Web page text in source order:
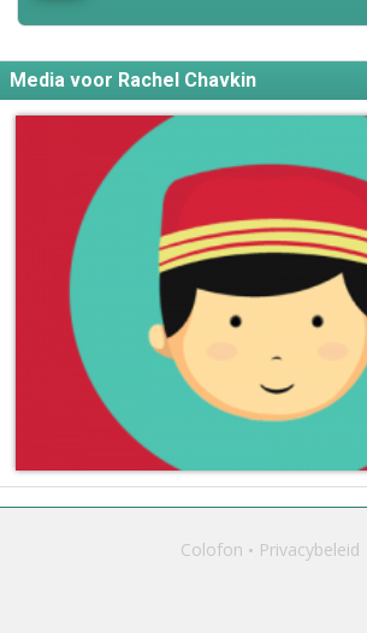
Media voor Rachel Chavkin
Colofon Privacybeleid